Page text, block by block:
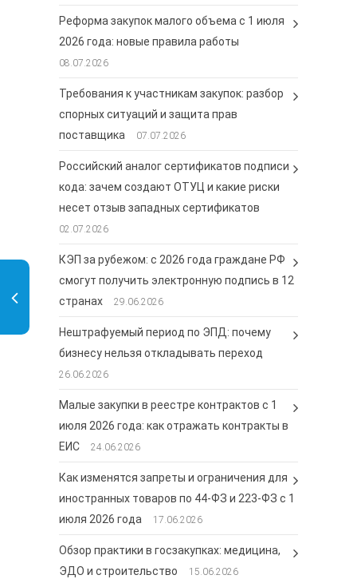
Реформа закупок малого объема с 1 июля
2026 года: новые правила работы
08.07.2026
Требования к участникам закупок: разбор
спорных ситуаций и защита прав
поставщика
07.07.2026
Российский аналог сертификатов подписи
кода: зачем создают ОТУЦ и какие риски
несет отзыв западных сертификатов
02.07.2026
КЭП за рубежом: с 2026 года граждане РФ
смогут получить электронную подпись в 12
странах
29.06.2026
Нештрафуемый период по ЭПД: почему
бизнесу нельзя откладывать переход
26.06.2026
Малые закупки в реестре контрактов с 1
июля 2026 года: как отражать контракты в
ЕИС
24.06.2026
Как изменятся запреты и ограничения для
иностранных товаров по 44-ФЗ и 223-ФЗ с 1
июля 2026 года
17.06.2026
Обзор практики в госзакупках: медицина,
ЭДО и строительство
15.06.2026